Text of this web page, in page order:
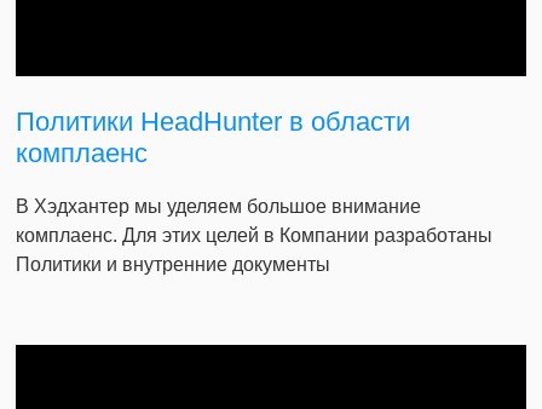
Политики HeadHunter в области
комплаенс
В Хэдхантер мы уделяем большое внимание
комплаенс. Для этих целей в Компании разработаны
Политики и внутренние документы